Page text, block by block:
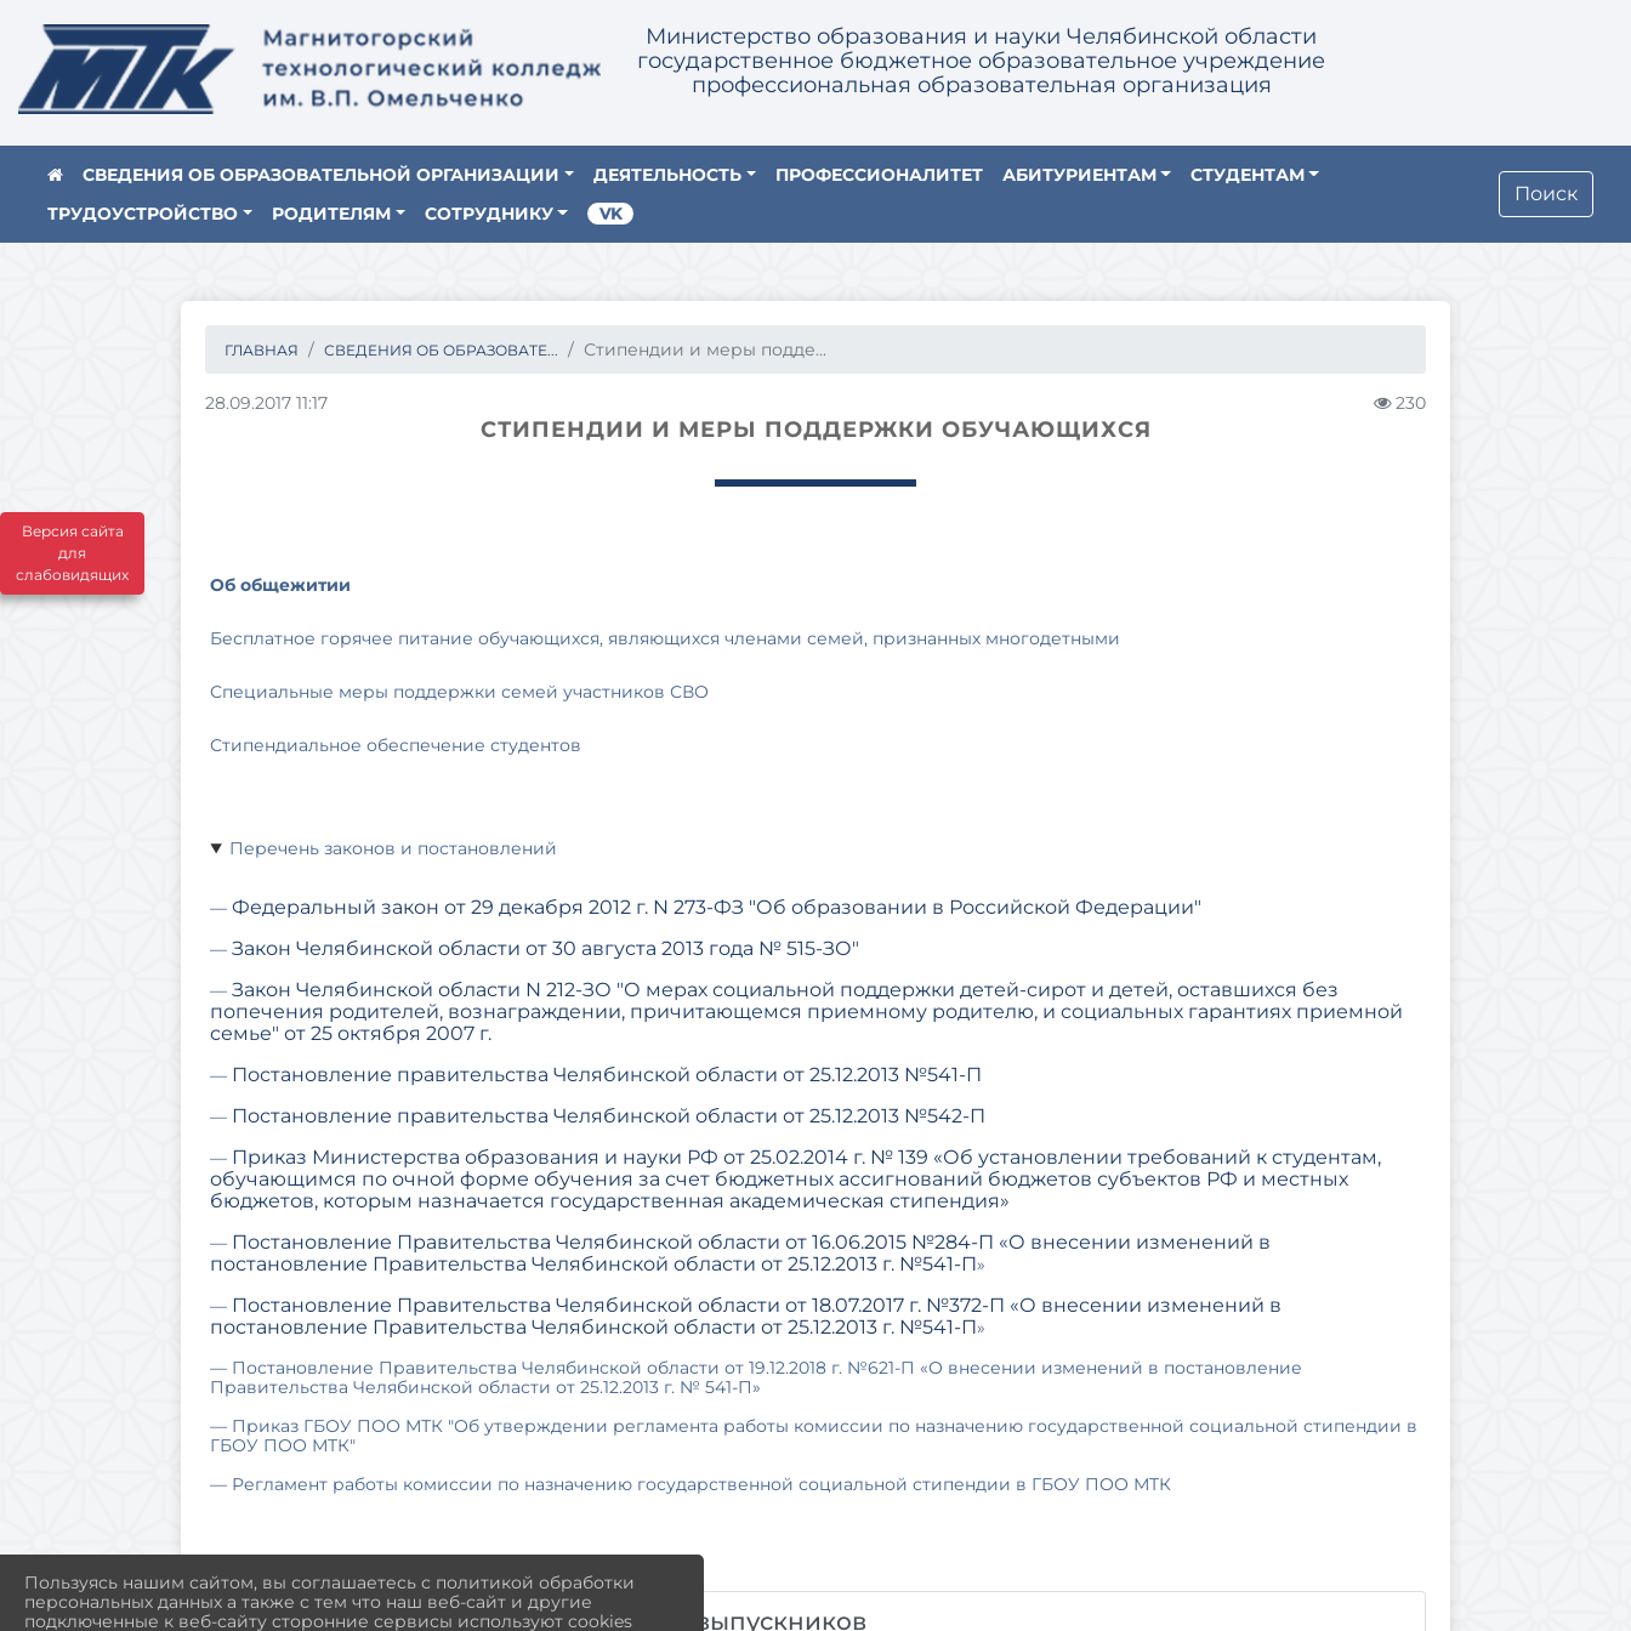
Версия сайта
для
слабовидящих
Министерство образования и науки Челябинской области
государственное бюджетное образовательное учреждение
профессиональная образовательная организация
СВЕДЕНИЯ ОБ ОБРАЗОВАТЕЛЬНОЙ ОРГАНИЗАЦИИ ДЕЯТЕЛЬНОСТЬ ПРОФЕССИОНАЛИТЕТ АБИТУРИЕНТАМ
СТУДЕНТАМ
ТРУДОУСТРОЙСТВО
РОДИТЕЛЯМ СОТРУДНИКУ
Поиск
ГЛАВНАЯ СВЕДЕНИЯ ОБ ОБРАЗОВАТЕ... Стипендии и меры подде...
28.09.2017 11:17 230
СТИПЕНДИИ И МЕРЫ ПОДДЕРЖКИ ОБУЧАЮЩИХСЯ
Об общежитии
Бесплатное горячее питание обучающихся, являющихся членами семей, признанных многодетными
Специальные меры поддержки семей участников СВО
Стипендиальное обеспечение студентов
Перечень законов и постановлений
—Федеральный закон от 29 декабря 2012 г. N 273-ФЗ "Об образовании в Российской Федерации"
—Закон Челябинской области от 30 августа 2013 года № 515-ЗО"
—Закон Челябинской области N 212-ЗО "О мерах социальной поддержки детей-сирот и детей, оставшихся без
попечения родителей, вознаграждении, причитающемся приемному родителю, и социальных гарантиях приемной
семье" от 25 октября 2007 г.
— Постановление правительства Челябинской области от 25.12.2013 №541-П
— Постановление правительства Челябинской области от 25.12.2013 №542-П
— Приказ Министерства образования и науки РФ от 25.02.2014 г. № 139 «Об установлении требований к студентам,
обучающимся по очной форме обучения за счет бюджетных ассигнований бюджетов субъектов РФ и местных
бюджетов, которым назначается государственная академическая стипендия»
— Постановление Правительства Челябинской области от 16.06.2015 №284-П «О внесении изменений в
постановление Правительства Челябинской области от 25.12.2013 г. №541-П»
— Постановление Правительства Челябинской области от 18.07.2017 г. №372-П «О внесении изменений в
постановление Правительства Челябинской области от 25.12.2013 г. №541-П»
— Постановление Правительства Челябинской области от 19.12.2018 г. №621-П «О внесении изменений в постановление
Правительства Челябинской области от 25.12.2013 г. № 541-П»
— Приказ ГБОУ ПОО МТК "Об утверждении регламента работы комиссии по назначению государственной социальной стипендии в
ГБОУ ПОО МТК"
— Регламент работы комиссии по назначению государственной социальной стипендии в ГБОУ ПОО МТК
Центр содействия трудоустройству выпускников
Пользуясь нашим сайтом, вы соглашаетесь с политикой обработки
персональных данных а также с тем что наш веб-сайт и другие
подключенные к веб-сайту сторонние сервисы используют cookies